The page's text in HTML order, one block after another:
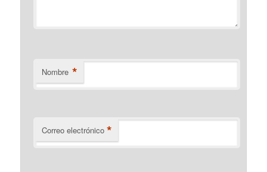
Nombre *
Correo electrónico *